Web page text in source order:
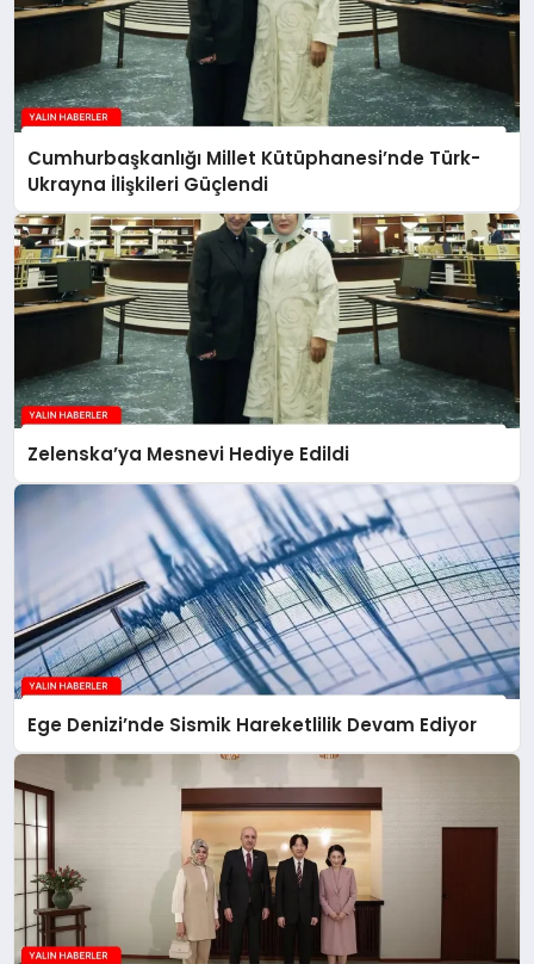
Cumhurbaşkanlığı Millet Kütüphanesi’nde Türk-
Ukrayna İlişkileri Güçlendi
Zelenska’ya Mesnevi Hediye Edildi
Ege Denizi’nde Sismik Hareketlilik Devam Ediyor